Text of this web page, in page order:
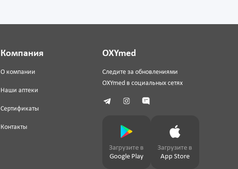
Компания
О компании
Наши аптеки
Сертификаты
Контакты
OXYmed
Следите за обновлениями
OXYmed в социальных сетях
Загрузите в
Google Play
Загрузите в
App Store